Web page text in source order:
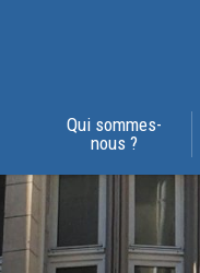
Qui sommes-
nous ?